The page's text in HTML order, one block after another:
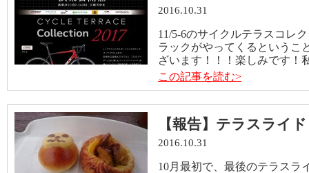
2016.10.31
11/5-6のサイクルテラスコレ
ラックがやってくるという
ざいます！！！楽しみです
この記事を読む>
【報告】テラスライド
2016.10.31
10月最初で、最後のテラスラ